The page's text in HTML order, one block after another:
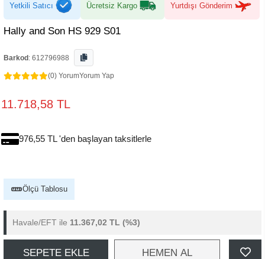
Yetkili Satıcı Ücretsiz Kargo Yurtdışı Gönderim
Hally and Son HS 929 S01
Barkod : 612796988
(0) YorumYorum Yap
11.718,58 TL
976,55 TL 'den başlayan taksitlerle
Ölçü Tablosu
Havale/EFT ile 11.367,02 TL (%3)
SEPETE EKLE HEMEN AL